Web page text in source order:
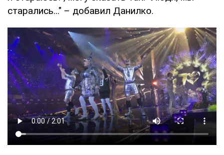
старались..." – добавил Данилко.